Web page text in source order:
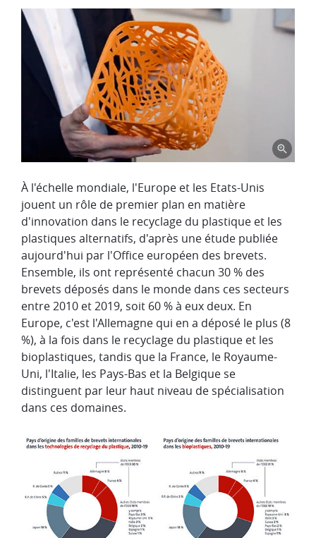
À l'échelle mondiale, l'Europe et les Etats-Unis
jouent un rôle de premier plan en matière
d'innovation dans le recyclage du plastique et les
plastiques alternatifs, d'après une étude publiée
aujourd'hui par l'Office européen des brevets.
Ensemble, ils ont représenté chacun 30 % des
brevets déposés dans le monde dans ces secteurs
entre 2010 et 2019, soit 60 % à eux deux. En
Europe, c'est l'Allemagne qui en a déposé le plus (8
%), à la fois dans le recyclage du plastique et les
bioplastiques, tandis que la France, le Royaume-
Uni, l'Italie, les Pays-Bas et la Belgique se
distinguent par leur haut niveau de spécialisation
dans ces domaines.